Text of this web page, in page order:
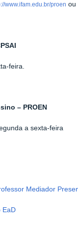
www.ifam.edu.br/proen ou
feira.
– PROEN
a sexta-feira
Mediador
EaD